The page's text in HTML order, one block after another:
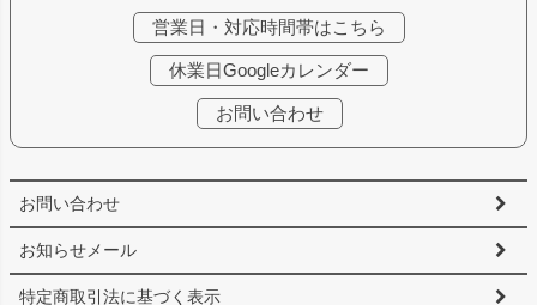
お問い合わせ
お知らせメール
特定商取引法に基づく表示
営業日・対応時間帯はこちら
休業日Googleカレンダー
お問い合わせ